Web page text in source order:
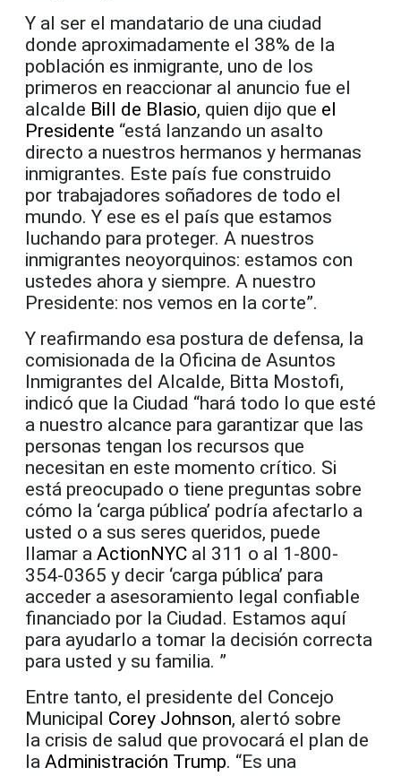
Y al ser el mandatario de una ciudad
donde aproximadamente el 38% de la
población es inmigrante, uno de los
primeros en reaccionar al anuncio fue el
alcalde Bill de Blasio, quien dijo que el
Presidente “está lanzando un asalto
directo a nuestros hermanos y hermanas
inmigrantes. Este país fue construido
por trabajadores soñadores de todo el
mundo. Y ese es el país que estamos
luchando para proteger. A nuestros
inmigrantes neoyorquinos: estamos con
ustedes ahora y siempre. A nuestro
Presidente: nos vemos en la corte”.
Y reafirmando esa postura de defensa, la
comisionada de la Oficina de Asuntos
Inmigrantes del Alcalde, Bitta Mostofi,
indicó que la Ciudad “hará todo lo que esté
a nuestro alcance para garantizar que las
personas tengan los recursos que
necesitan en este momento crítico. Si
está preocupado o tiene preguntas sobre
cómo la ‘carga pública’ podría afectarlo a
usted o a sus seres queridos, puede
llamar a ActionNYC al 311 o al 1-800-
354-0365 y decir ‘carga pública’ para
acceder a asesoramiento legal confiable
financiado por la Ciudad. Estamos aquí
para ayudarlo a tomar la decisión correcta
para usted y su familia. ”
Entre tanto, el presidente del Concejo
Municipal Corey Johnson, alertó sobre
la crisis de salud que provocará el plan de
la Administración Trump. “Es una